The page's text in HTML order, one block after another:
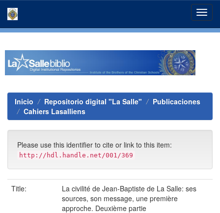
Inicio Repositorio digital "La Salle"
Publicaciones
Cahiers Lasalliens
Please use this identifier to cite or link to this item:
http://hdl.handle.net/001/369
Title:
La civilité de Jean-Baptiste de La Salle: ses
sources, son message, une première
approche. Deuxième partie